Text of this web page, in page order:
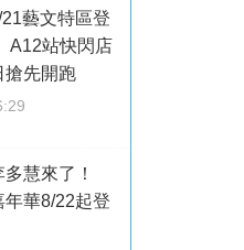
藝文特區登
站快閃店
搶先開跑
多慧來了！
華8/22起登